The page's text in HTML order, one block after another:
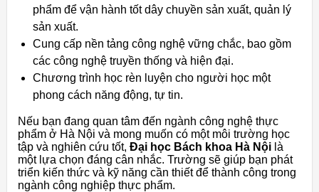
phẩm để vận hành tốt dây chuyền sản xuất, quản lý
sản xuất.
Cung cấp nền tảng công nghệ vững chắc, bao gồm
các công nghệ truyền thống và hiện đại.
Chương trình học rèn luyện cho người học một
phong cách năng động, tự tin.
Nếu bạn đang quan tâm đến ngành công nghệ thực
phẩm ở Hà Nội và mong muốn có một môi trường học
tập và nghiên cứu tốt, Đại học Bách khoa Hà Nội là
một lựa chọn đáng cân nhắc. Trường sẽ giúp bạn phát
triển kiến thức và kỹ năng cần thiết để thành công trong
ngành công nghiệp thực phẩm.